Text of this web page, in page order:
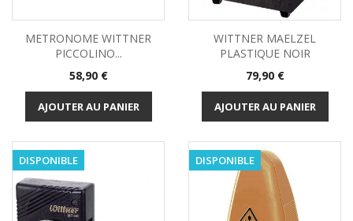
METRONOME WITTNER
PICCOLINO...
Prix
58,90 €
AJOUTER AU PANIER
WITTNER MAELZEL
PLASTIQUE NOIR
Prix
79,90 €
AJOUTER AU PANIER
DISPONIBLE DISPONIBLE